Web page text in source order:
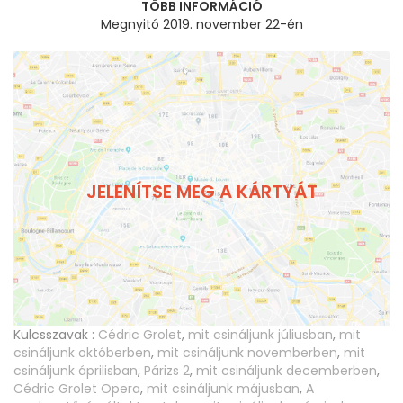
TÖBB INFORMÁCIÓ
Megnyitó 2019. november 22-én
JELENÍTSE MEG A KÁRTYÁT
Kulcsszavak : Cédric Grolet, mit csináljunk júliusban, mit
csináljunk októberben, mit csináljunk novemberben, mit
csináljunk áprilisban, Párizs 2, mit csináljunk decemberben,
Cédric Grolet Opera, mit csináljunk májusban, A